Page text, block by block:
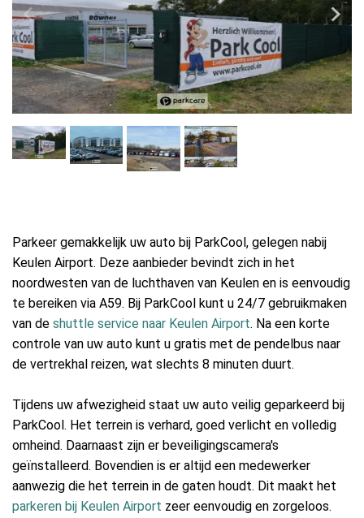
Parkeer gemakkelijk uw auto bij ParkCool, gelegen nabij
Keulen Airport. Deze aanbieder bevindt zich in het
noordwesten van de luchthaven van Keulen en is eenvoudig
te bereiken via A59. Bij ParkCool kunt u 24/7 gebruikmaken
van de shuttle service naar Keulen Airport. Na een korte
controle van uw auto kunt u gratis met de pendelbus naar
de vertrekhal reizen, wat slechts 8 minuten duurt.
Tijdens uw afwezigheid staat uw auto veilig geparkeerd bij
ParkCool. Het terrein is verhard, goed verlicht en volledig
omheind. Daarnaast zijn er beveiligingscamera's
geïnstalleerd. Bovendien is er altijd een medewerker
aanwezig die het terrein in de gaten houdt. Dit maakt het
parkeren bij Keulen Airport zeer eenvoudig en zorgeloos.